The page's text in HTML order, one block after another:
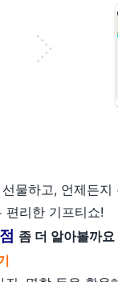
물하고, 언제든지
편리한 기프티쇼!
좀 더 알아볼까요